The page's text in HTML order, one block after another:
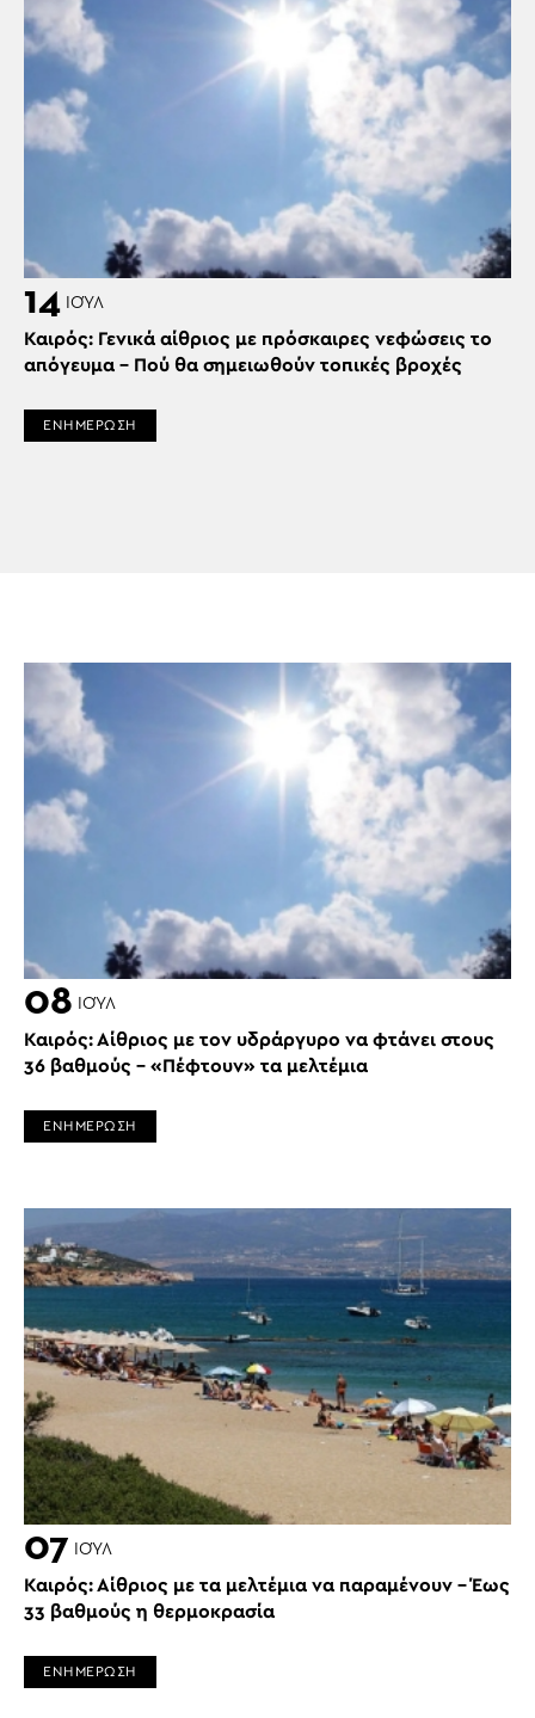
14 ΙΟΎΛ
Καιρός: Γενικά αίθριος με πρόσκαιρες νεφώσεις το
απόγευμα – Πού θα σημειωθούν τοπικές βροχές
ΕΝΗΜΕΡΩΣΗ
08 ΙΟΎΛ
Καιρός: Αίθριος με τον υδράργυρο να φτάνει στους
36 βαθμούς – «Πέφτουν» τα μελτέμια
ΕΝΗΜΕΡΩΣΗ
07 ΙΟΎΛ
Καιρός: Αίθριος με τα μελτέμια να παραμένουν – Έως
33 βαθμούς η θερμοκρασία
ΕΝΗΜΕΡΩΣΗ